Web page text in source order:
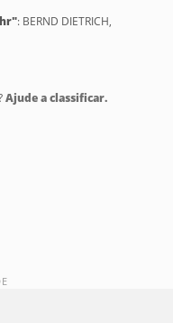
: BERND DIETRICH,
Ajude a classificar.